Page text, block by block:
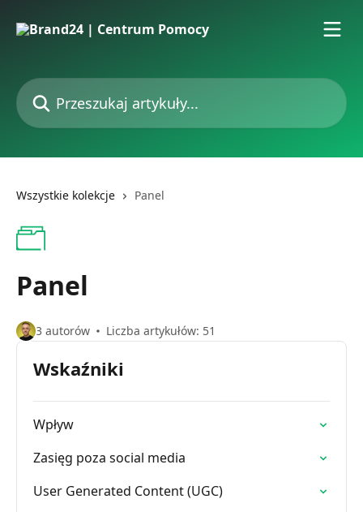
Przeszukaj artykuły...
Wszystkie kolekcje Panel
Panel
3 autorów Liczba artykułów: 51
Wskaźniki
Wpływ
Zasięg poza social media
User Generated Content (UGC)